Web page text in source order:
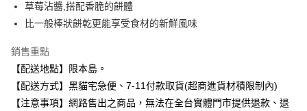
悠遊付
Google Pay
全盈+PAY
草莓沾醬,搭配香脆的餅體
比一般棒狀餅乾更能享受食材的新鮮風味
銷售重點
【配送地點】限本島。
【配送方式】黑貓宅急便、7-11付款取貨(超商進貨材積限制內)
【注意事項】網路售出之商品，無法在全台實體門市提供退款、退